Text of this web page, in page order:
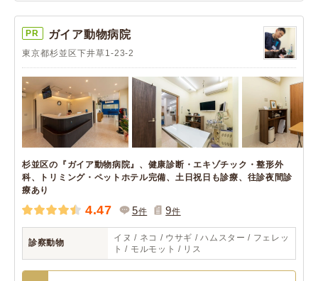
PR ガイア動物病院
東京都杉並区下井草1-23-2
杉並区の『ガイア動物病院』、健康診断・エキゾチック・整形外
科、トリミング・ペットホテル完備、土日祝日も診療、往診夜間診
療あり
4.47 5件 9件
診察動物
イヌ / ネコ / ウサギ / ハムスター / フェレッ
ト / モルモット / リス